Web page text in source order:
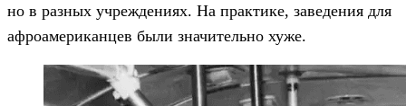
но в разных учреждениях. На практике, заведения для
афроамериканцев были значительно хуже.